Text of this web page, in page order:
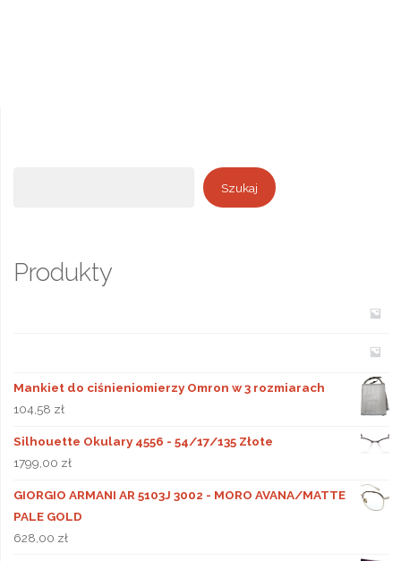
Szukaj
Produkty
Mankiet do ciśnieniomierzy Omron w 3 rozmiarach
104,58 zł
Silhouette Okulary 4556 - 54/17/135 Złote
1799,00 zł
GIORGIO ARMANI AR 5103J 3002 - MORO AVANA/MATTE
PALE GOLD
628,00 zł